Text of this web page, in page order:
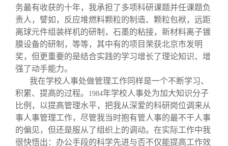
务最有收获的十年，我承担了多项科研课题并任课题负
责人，譬如，反应堆燃料颗粒的制造、颗粒包袱，远距
离球元件组装样机的研制，石墨的粘接，新材料离子镀
膜设备的研制，等等，其中有的项目荣获北京市发明
奖，但更重要的是结合实践的学习增长了理论知识、增
强了动手能力。
我在学校人事处做管理工作同样是一个不断学习、
积累、提高的过程。
1984年学校人事处为加大知识分子
比例，以提高管理水平，把我从深爱的科研岗位调来从
事人事管理工作，尽管我当时抱有管人事的最不干人事
的偏见，但还是服从了组织上的调动。在实际工作中我
很快悟出：办公手段的科学先进与否不仅能提高工作效